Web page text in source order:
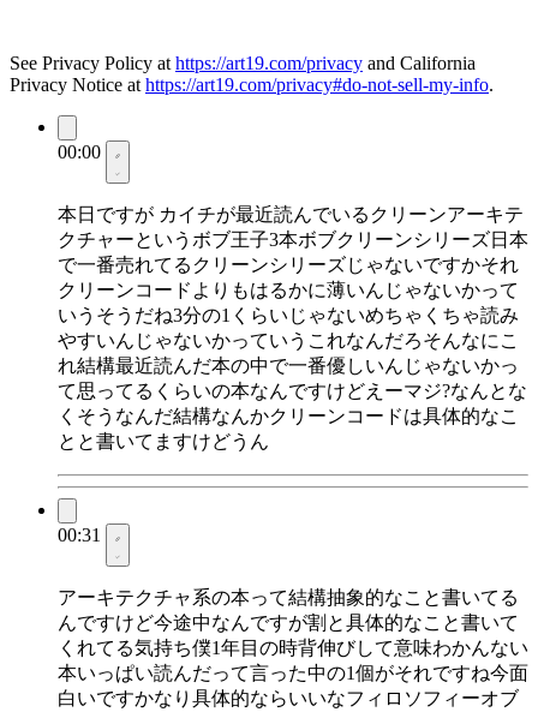
See Privacy Policy at https://art19.com/privacy and California
Privacy Notice at https://art19.com/privacy#do-not-sell-my-info.
00:00
本日ですが カイチが最近読んでいるクリーンアーキテ
クチャーというボブ王子3本ボブクリーンシリーズ日本
で一番売れてるクリーンシリーズじゃないですかそれ
クリーンコードよりもはるかに薄いんじゃないかって
いうそうだね3分の1くらいじゃないめちゃくちゃ読み
やすいんじゃないかっていうこれなんだろそんなにこ
れ結構最近読んだ本の中で一番優しいんじゃないかっ
て思ってるくらいの本なんですけどえーマジ?なんとな
くそうなんだ結構なんかクリーンコードは具体的なこ
とと書いてますけどうん
00:31
アーキテクチャ系の本って結構抽象的なこと書いてる
んですけど今途中なんですが割と具体的なこと書いて
くれてる気持ち僕1年目の時背伸びして意味わかんない
本いっぱい読んだって言った中の1個がそれですね今面
白いですかなり具体的ならいいなフィロソフィーオブ